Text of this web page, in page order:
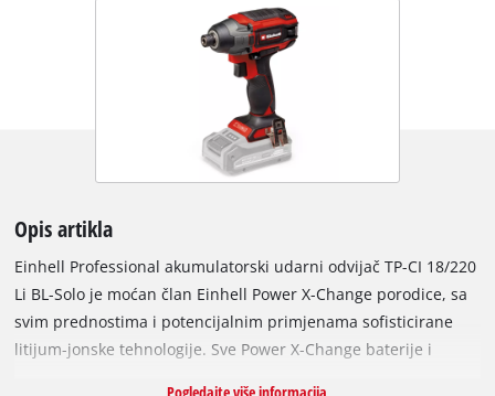
Opis artikla
Einhell Professional akumulatorski udarni odvijač TP-CI 18/220
Li BL-Solo je moćan član Einhell Power X-Change porodice, sa
svim prednostima i potencijalnim primjenama sofisticirane
litijum-jonske tehnologije. Sve Power X-Change baterije i